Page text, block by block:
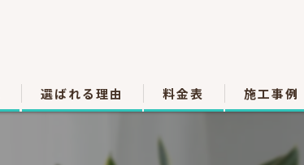
選ばれる理由 料金表 施工事例